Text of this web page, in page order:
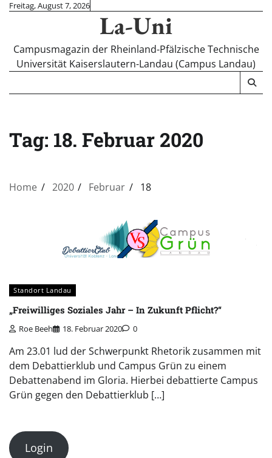
SkipFreitag, August 7, 2026
La-Uni
Campusmagazin der Rheinland-Pfälzische Technische
Universität Kaiserslautern-Landau (Campus Landau)
Tag: 18. Februar 2020
Home 2020 Februar 18
Standort Landau
„Freiwilliges Soziales Jahr – In Zukunft Pflicht?“
Roe Beeh 18. Februar 2020 0
Am 23.01 lud der Schwerpunkt Rhetorik zusammen mit
dem Debattierklub und Campus Grün zu einem
Debattenabend im Gloria. Hierbei debattierte Campus
Grün gegen den Debattierklub […]
Login